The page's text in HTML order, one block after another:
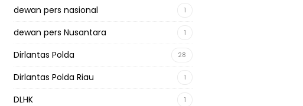
dewan pers nasional 1
dewan pers Nusantara 1
Dirlantas Polda 28
Dirlantas Polda Riau 1
DLHK 1